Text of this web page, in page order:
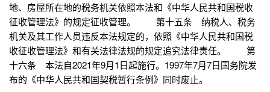
地、房屋所在地的税务机关依照本法和《中华人民共和国税收
征收管理法》的规定征收管理。 第十五条 纳税人、税务
机关及其工作人员违反本法规定的，依照《中华人民共和国税
收征收管理法》和有关法律法规的规定追究法律责任。 第
十六条 本法自2021年9月1日起施行。1997年7月7日国务院发
布的《中华人民共和国契税暂行条例》同时废止。